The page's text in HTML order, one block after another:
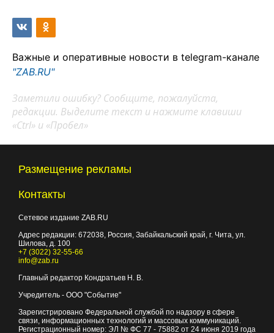
Важные и оперативные новости в telegram-канале
"ZAB.RU"
Заметили ошибку? Сообщите, пожалуйста,
редакции. Выделите текст и нажмите клавиши
«Ctrl» и «Пробел»
Размещение рекламы
Контакты
Сетевое издание ZAB.RU
Адрес редакции: 672038, Россия, Забайкальский край, г. Чита, ул.
Шилова, д. 100
+7 (3022) 32-55-66
info@zab.ru
Главный редактор Кондратьев Н. В.
Учредитель - ООО "Событие"
Зарегистрировано Федеральной службой по надзору в сфере
связи, информационных технологий и массовых коммуникаций.
Регистрационный номер: ЭЛ № ФС 77 - 75882 от 24 июня 2019 года